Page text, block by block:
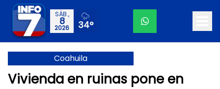
SÁB.,
8
2026 34°
Coahuila
Vivienda en ruinas pone en